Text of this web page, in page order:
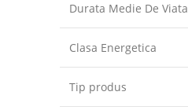
Durata Medie De Viata
Clasa Energetica
Tip produs